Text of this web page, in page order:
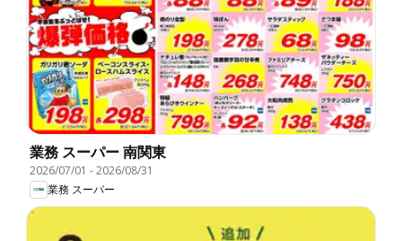
業務 スーパー 南関東
2026/07/01 -2026/08/31
業務 スーパー